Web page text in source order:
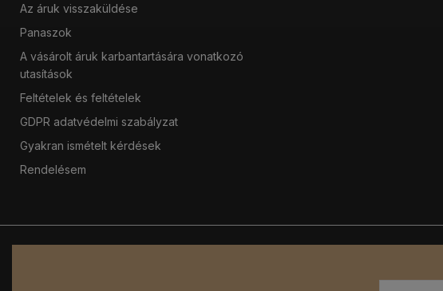
Az áruk visszaküldése
Panaszok
A vásárolt áruk karbantartására vonatkozó
utasítások
Feltételek és feltételek
GDPR adatvédelmi szabályzat
Gyakran ismételt kérdések
Rendelésem